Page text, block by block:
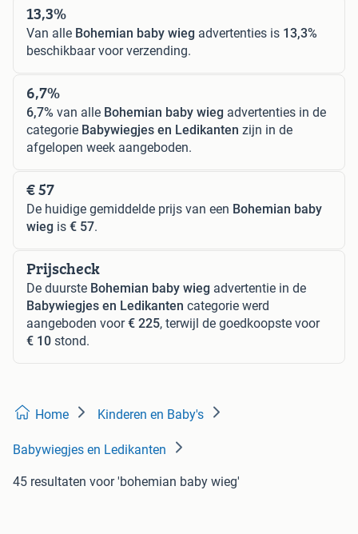
13,3%
Van alle Bohemian baby wieg advertenties is 13,3%
beschikbaar voor verzending.
6,7%
6,7% van alle Bohemian baby wieg advertenties in de
categorie Babywiegjes en Ledikanten zijn in de
afgelopen week aangeboden.
€ 57
De huidige gemiddelde prijs van een Bohemian baby
wieg is € 57.
Prijscheck
De duurste Bohemian baby wieg advertentie in de
Babywiegjes en Ledikanten categorie werd
aangeboden voor€ 225, terwijl de goedkoopste voor
€ 10 stond.
Home Kinderen en Baby's
Babywiegjes en Ledikanten
45 resultaten voor 'bohemian baby wieg'